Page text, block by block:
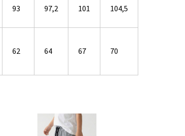
93 97,2 101 104,5
62 64 67 70